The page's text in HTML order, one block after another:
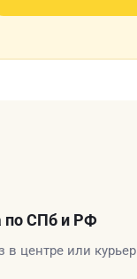
по СПб и РФ
центре или курьер